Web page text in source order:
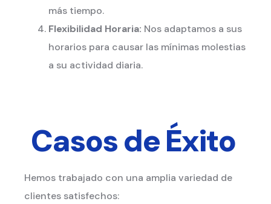
más tiempo.
Flexibilidad Horaria: Nos adaptamos a sus
horarios para causar las mínimas molestias
a su actividad diaria.
Casos de Éxito
Hemos trabajado con una amplia variedad de
clientes satisfechos: